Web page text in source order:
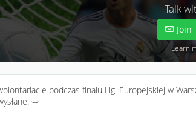
Talk
Join
Learn
podczas finału Ligi Europejskiej w
:)